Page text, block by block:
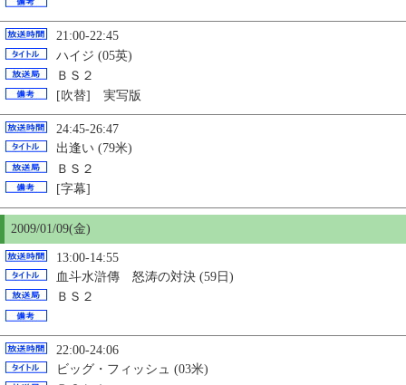
21:00-22:45
ハイジ (05英)
ＢＳ２
[吹替] 実写版
24:45-26:47
出逢い (79米)
ＢＳ２
[字幕]
2009/01/09(金)
13:00-14:55
血斗水滸傳 怒涛の対決 (59日)
ＢＳ２
22:00-24:06
ビッグ・フィッシュ (03米)